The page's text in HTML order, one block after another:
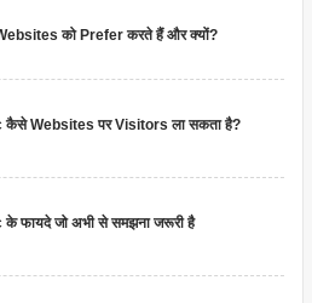
को Prefer करते हैं और क्यों?
Websites पर Visitors ला सकता है?
फायदे जो अभी से समझना जरूरी है